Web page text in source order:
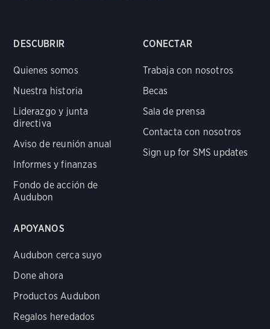
DESCUBRIR
Quienes somos
Nuestra historia
Liderazgo y junta
directiva
Aviso de reunión anual
Informes y finanzas
Fondo de acción de
Audubon
CONECTAR
Trabaja con nosotros
Becas
Sala de prensa
Contacta con nosotros
Sign up for SMS updates
APOYANOS
Audubon cerca suyo
Done ahora
Productos Audubon
Regalos heredados